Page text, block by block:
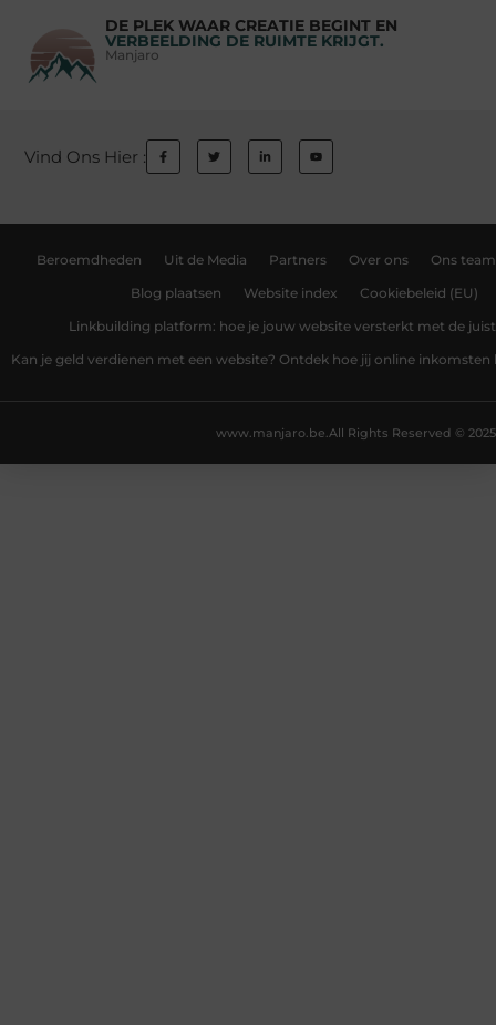
DE PLEK WAAR CREATIE BEGINT EN
VERBEELDING DE RUIMTE KRIJGT.
Manjaro
Vind Ons Hier :
Beroemdheden Uit de Media Partners Over ons Ons team
Blog plaatsen Website index Cookiebeleid (EU)
Linkbuilding platform: hoe je jouw website versterkt met de
Kan je geld verdienen met een website? Ontdek hoe jij online
All Rights Reserved © 2025
www.manjaro.be.